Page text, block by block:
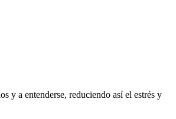
y a entenderse, reduciendo así el estrés y